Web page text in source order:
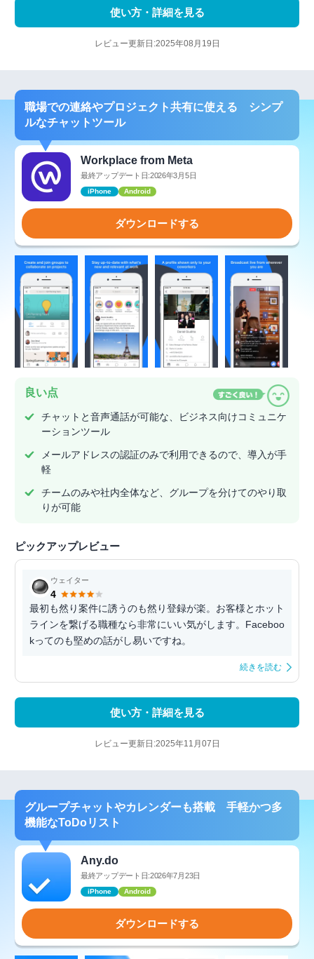
使い方・詳細を見る
レビュー更新日:2025年08月19日
職場での連絡やプロジェクト共有に使える シンプ
ルなチャットツール
Workplace from Meta
最終アップデート日:2026年3月5日
iPhone Android
ダウンロードする
良い点
チャットと音声通話が可能な、ビジネス向けコミュニケ
ーションツール
メールアドレスの認証のみで利用できるので、導入が手
軽
チームのみや社内全体など、グループを分けてのやり取
りが可能
ピックアップレビュー
ウェイター
4
最初も然り案件に誘うのも然り登録が楽。お客様とホット
ラインを繋げる職種なら非常にいい気がします。Faceboo
kってのも堅めの話がし易いですね。
続きを読む
使い方・詳細を見る
レビュー更新日:2025年11月07日
グループチャットやカレンダーも搭載 手軽かつ多
機能なToDoリスト
Any.do
最終アップデート日:2026年7月23日
iPhone Android
ダウンロードする